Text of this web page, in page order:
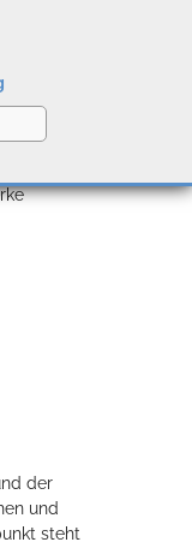
der
und
steht